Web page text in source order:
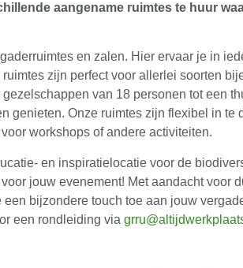
aangename ruimtes te huur
en zalen. Hier ervaar je in
zijn perfect voor allerlei soorten
van 18 personen tot een
genieten. Onze ruimtes zijn flexibel in te
workshops of andere activiteiten.
en inspiratielocatie voor de
jouw evenement! Met aandacht voor
bijzondere touch toe aan jouw
een rondleiding via